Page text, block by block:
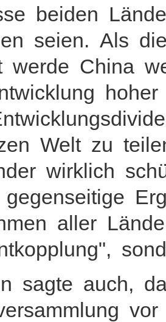
beiden
seien. Als
werde China
Welt zu
wirklich
gegenseitige
aller
sagte auch,